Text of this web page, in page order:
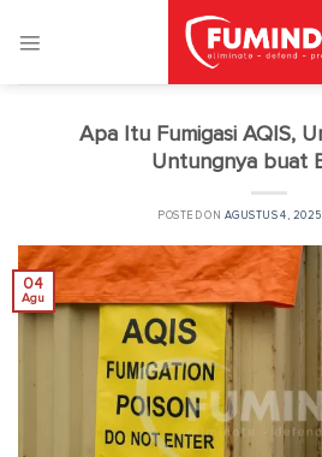
Apa Itu Fumigasi AQIS,
Untungnya buat
POSTED ON AGUSTUS 4, 2025
04
Agu